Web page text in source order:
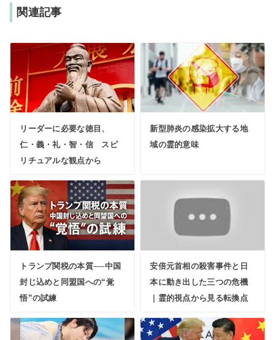
関連記事
リーダーに必要な徳目、
仁・義・礼・智・信 スピ
リチュアルな観点から
新型肺炎の感染拡大する地
域の霊的意味
トランプ関税の本質──中国
封じ込めと同盟国への“覚
悟”の試練
安倍元首相の殺害事件と日
本に動き出した三つの危機
｜霊的視点から見る転換点